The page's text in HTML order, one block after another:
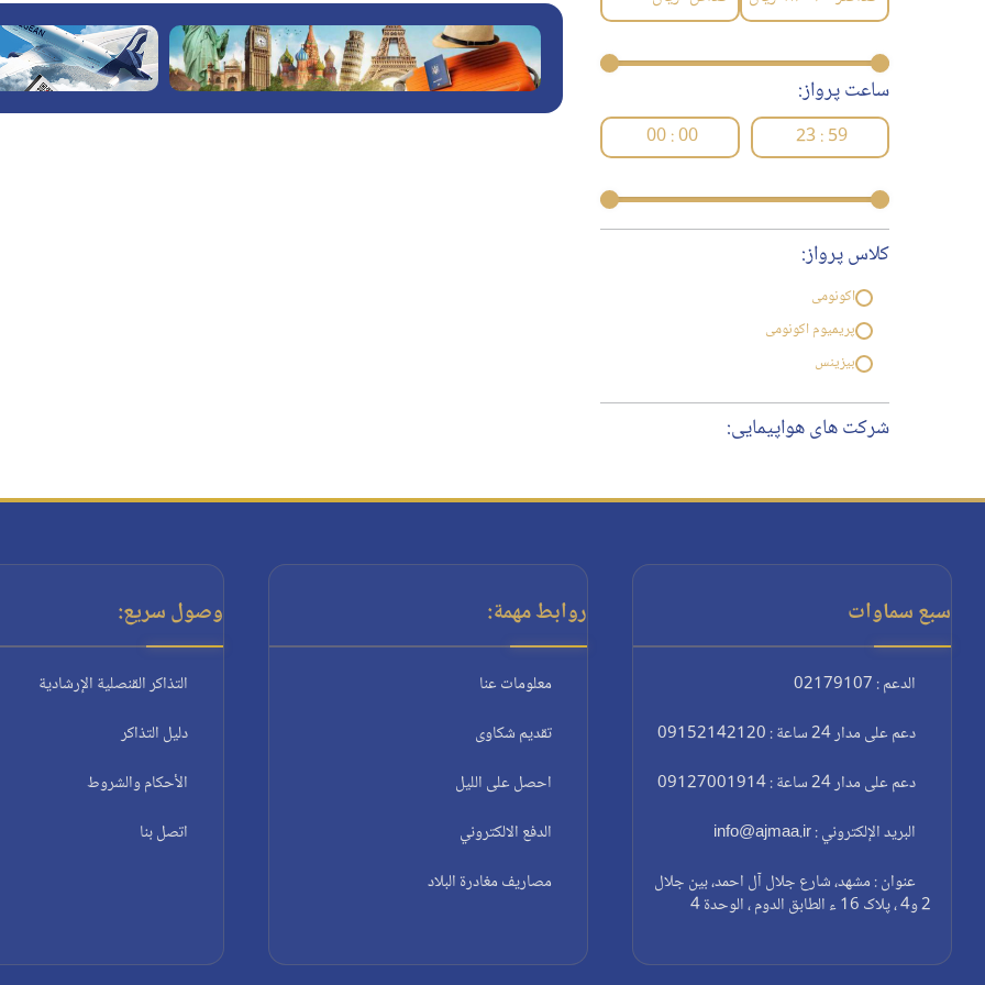
ساعت پرواز:
23 : 59
00 : 00
کلاس پرواز:
اکونومی
پریمیوم اکونومی
بیزینس
شرکت های هواپیمایی:
سبع سماوات
الدعم : 02179107
دعم على مدار 24 ساعة : 09152142120
دعم على مدار 24 ساعة : 09127001914
البريد الإلكتروني : info@ajmaa.ir
عنوان : مشهد، شارع جلال آل احمد، بين جلال
2 و4 ، پلاک 16 ء الطابق الدوم ، الوحدة 4
روابط مهمة:
معلومات عنا
تقديم شكاوى
احصل على الليل
الدفع الالكتروني
مصاريف مغادرة البلاد
وصول سريع:
التذاكر القنصلية الإرشادية
دليل التذاكر
الأحكام والشروط
اتصل بنا